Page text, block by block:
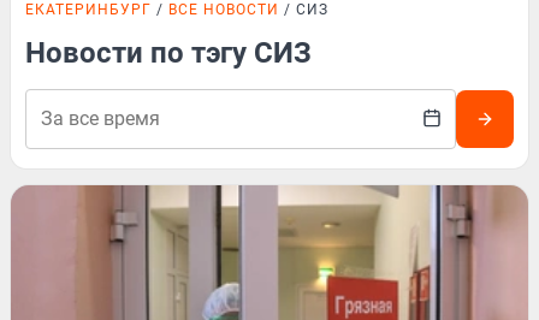
ЕКАТЕРИНБУРГ ВСЕ НОВОСТИ СИЗ
Новости по тэгу СИЗ